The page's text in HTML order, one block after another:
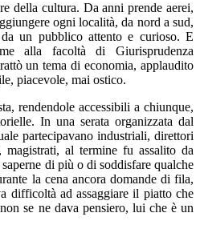
della cultura. Da anni prende aerei,
ogni località, da nord a sud,
da un pubblico attento e curioso. E
alla facoltà di Giurisprudenza
un tema di economia, applaudito
piacevole, mai ostico.
rendendole accessibili a chiunque,
In una serata organizzata dal
partecipavano industriali, direttori
al termine fu assalito da
di più o di soddisfare qualche
la cena ancora domande di fila,
difficoltà ad assaggiare il piatto che
se ne dava pensiero, lui che è un